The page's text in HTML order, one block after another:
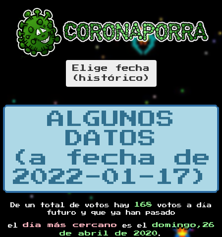
Elige fecha
(histórico)
ALGUNOS
DATOS
(a fecha de
2022-01-17)
De un total de votos hay 168 votos a día
futuro y que ya han pasado
el día más cercano es el domingo,26
de abril de 2020 .